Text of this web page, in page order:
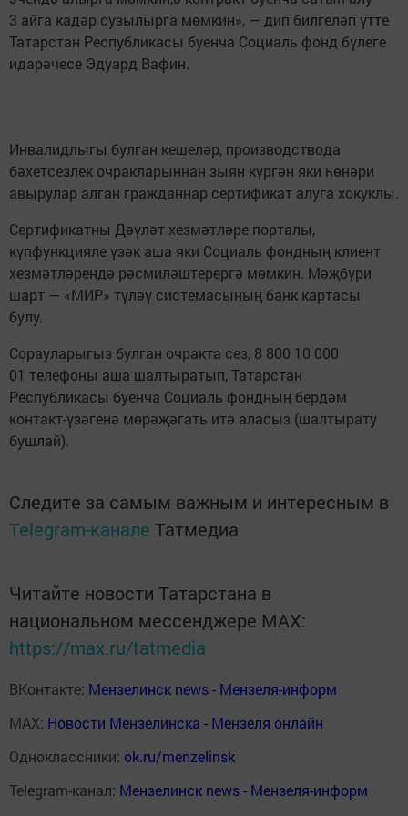
3 айга кадәр сузылырга мөмкин», — дип билгеләп үтте
Татарстан Республикасы буенча Социаль фонд бүлеге
идарәчесе Эдуард Вафин.
Инвалидлыгы булган кешеләр, производствода
бәхетсезлек очракларыннан зыян күргән яки һөнәри
авырулар алган гражданнар сертификат алуга хокуклы.
Сертификатны Дәүләт хезмәтләре порталы,
күпфункцияле үзәк аша яки Социаль фондның клиент
хезмәтләрендә рәсмиләштерергә мөмкин. Мәҗбүри
шарт — «МИР» түләү системасының банк картасы
булу.
Сорауларыгыз булган очракта сез, 8 800 10 000
01 телефоны аша шалтыратып, Татарстан
Республикасы буенча Социаль фондның бердәм
контакт-үзәгенә мөрәҗәгать итә аласыз (шалтырату
бушлай).
Следите за самым важным и интересным в
Telegram-канале Татмедиа
Читайте новости Татарстана в
национальном мессенджере MАХ:
https://max.ru/tatmedia
ВКонтакте: Мензелинск news - Мензеля-информ
MAX: Новости Мензелинска - Мензеля онлайн
Одноклассники: ok.ru/menzelinsk
Telegram-канал: Мензелинск news - Мензеля-информ